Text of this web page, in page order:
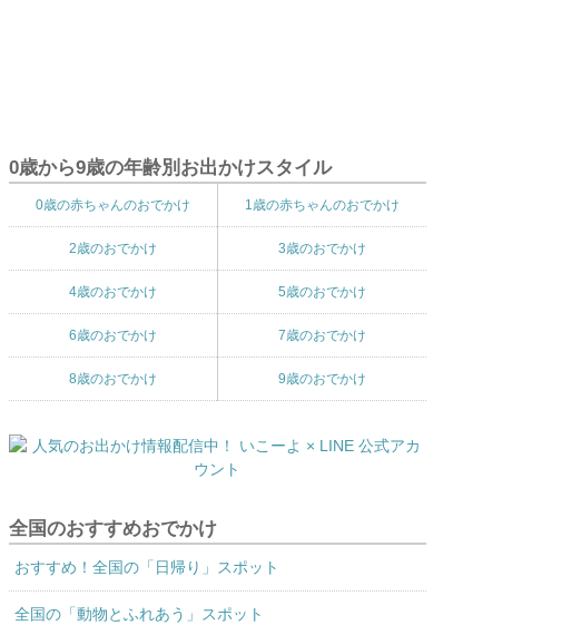
0歳から9歳の年齢別お出かけスタイル
0歳の赤ちゃんのおでかけ 1歳の赤ちゃんのおでかけ
2歳のおでかけ 3歳のおでかけ
4歳のおでかけ 5歳のおでかけ
6歳のおでかけ 7歳のおでかけ
8歳のおでかけ 9歳のおでかけ
全国のおすすめおでかけ
おすすめ！全国の「日帰り」スポット
全国の「動物とふれあう」スポット